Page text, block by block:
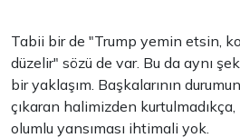
Tabii bir de "Trump yemin etsin,
düzelir" sözü de var. Bu da aynı
bir yaklaşım. Başkalarının
çıkaran halimizden
olumlu yansıması ihtimali yok.